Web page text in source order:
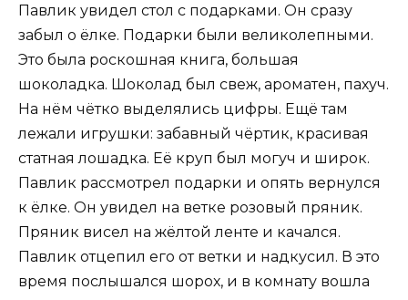
Павлик увидел стол с подарками. Он сразу
забыл о ёлке. Подарки были великолепными.
Это была роскошная книга, большая
шоколадка. Шоколад был свеж, ароматен, пахуч.
На нём чётко выделялись цифры. Ещё там
лежали игрушки: забавный чёртик, красивая
статная лошадка. Её круп был могуч и широк.
Павлик рассмотрел подарки и опять вернулся
к ёлке. Он увидел на ветке розовый пряник.
Пряник висел на жёлтой ленте и качался.
Павлик отцепил его от ветки и надкусил. В это
время послышался шорох, и в комнату вошла